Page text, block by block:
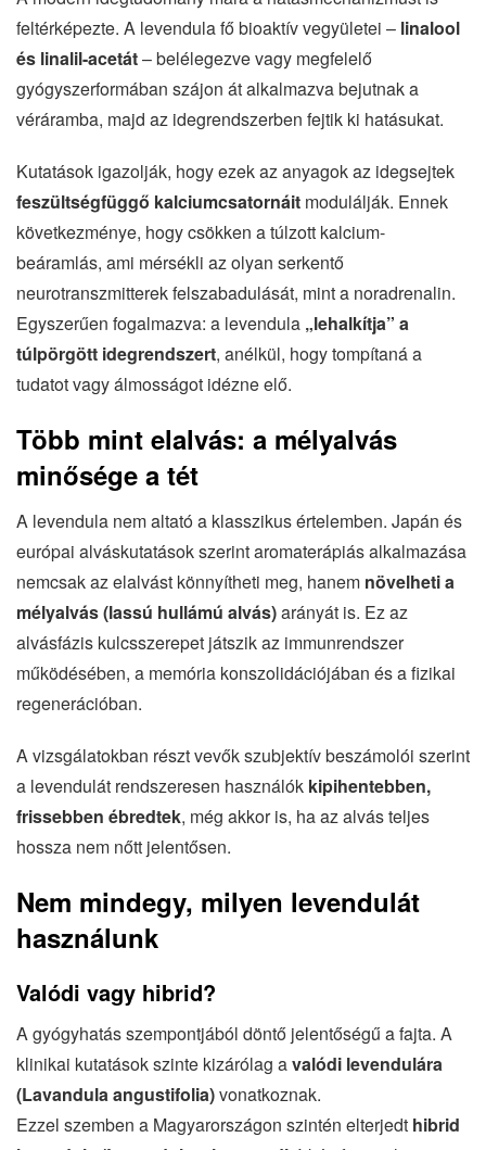
feltérképezte. A levendula fő bioaktív vegyületei – linalool
és linalil-acetát– belélegezve vagy megfelelő
gyógyszerformában szájon át alkalmazva bejutnak a
véráramba, majd az idegrendszerben fejtik ki hatásukat.
Kutatások igazolják, hogy ezek az anyagok az idegsejtek
feszültségfüggő kalciumcsatornáit modulálják. Ennek
következménye, hogy csökken a túlzott kalcium-
beáramlás, ami mérsékli az olyan serkentő
neurotranszmitterek felszabadulását, mint a noradrenalin.
Egyszerűen fogalmazva: a levendula „lehalkítja” a
túlpörgött idegrendszert, anélkül, hogy tompítaná a
tudatot vagy álmosságot idézne elő.
Több mint elalvás: a mélyalvás
minősége a tét
A levendula nem altató a klasszikus értelemben. Japán és
európai alváskutatások szerint aromaterápiás alkalmazása
nemcsak az elalvást könnyítheti meg, hanem növelheti a
mélyalvás (lassú hullámú alvás)arányát is. Ez az
alvásfázis kulcsszerepet játszik az immunrendszer
működésében, a memória konszolidációjában és a fizikai
regenerációban.
A vizsgálatokban részt vevők szubjektív beszámolói szerint
a levendulát rendszeresen használók kipihentebben,
frissebben ébredtek, még akkor is, ha az alvás teljes
hossza nem nőtt jelentősen.
Nem mindegy, milyen levendulát
használunk
Valódi vagy hibrid?
A gyógyhatás szempontjából döntő jelentőségű a fajta. A
klinikai kutatások szinte kizárólag avalódi levendulára
(Lavandula angustifolia)vonatkoznak.
Ezzel szemben a Magyarországon szintén elterjedt hibrid